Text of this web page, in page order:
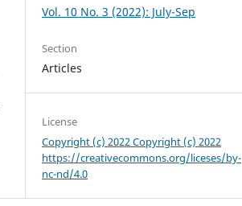
Vol. 10 No. 3 (2022): July-Sep
Section
Articles
License
Copyright (c) 2022 Copyright (c) 2022
https://creativecommons.org/liceses/by-
nc-nd/4.0